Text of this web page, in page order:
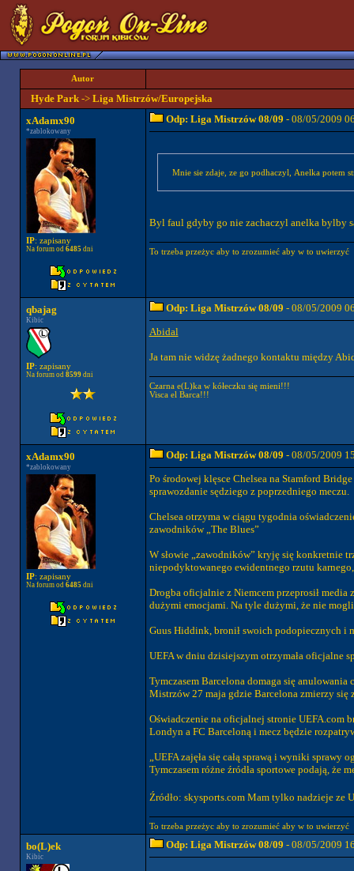
Autor
Hyde Park-> Liga Mistrzów/Europejska
xAdamx90
*zablokowany
IP: zapisany
Na forum od 6485dni
Odp: Liga Mistrzów 08/09 - 08/05/2009
Mnie sie zdaje, ze go podhaczyl, Anelka potem
Byl faul gdyby go nie zachaczyl anelka bylby
To trzeba przeżyc aby to zrozumieć aby w to uwierzyć
qbajag
Kibic
IP: zapisany
Na forum od 8599dni
Odp: Liga Mistrzów 08/09 - 08/05/2009
Abidal
Ja tam nie widzę żadnego kontaktu między
Czarna e(L)ka w kółeczku się mieni!!!
Visca el Barca!!!
xAdamx90
*zablokowany
IP: zapisany
Na forum od 6485dni
Odp: Liga Mistrzów 08/09 - 08/05/2009
Po środowej klęsce Chelsea na Stamford
sprawozdanie sędziego z poprzedniego meczu.
Chelsea otrzyma w ciągu tygodnia
zawodników „The Blues”
W słowie „zawodników” kryję się konkretnie
niepodyktowanego ewidentnego rzutu
Drogba oficjalnie z Niemcem przeprosił
dużymi emocjami. Na tyle dużymi, że nie
Guus Hiddink, bronił swoich podopiecznych i
UEFA w dniu dzisiejszym otrzymała oficjalne
Tymczasem Barcelona domaga się
Mistrzów 27 maja gdzie Barcelona zmierzy się
Oświadczenie na oficjalnej stronie UEFA.com
Londyn a FC Barceloną i mecz będzie
„UEFA zajęła się całą sprawą i wyniki sprawy
Tymczasem różne źródła sportowe podają, że
Źródło: skysports.com Mam tylko nadzieje ze
To trzeba przeżyc aby to zrozumieć aby w to uwierzyć
bo(L)ek
Kibic
Odp: Liga Mistrzów 08/09 - 08/05/2009